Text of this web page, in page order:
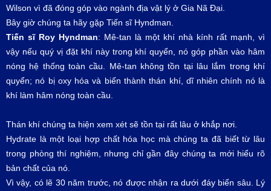
Wilson vì đã đóng góp vào ngành địa vật lý ở Gia Nã Đại.
Bây giờ chúng ta hãy gặp Tiến sĩ Hyndman.
Tiến sĩ Roy Hyndman: Mê-tan là một khí nhà kính rất mạnh, vì
vậy nếu quý vị đặt khí này trong khí quyển, nó góp phần vào hâm
nóng hệ thống toàn cầu. Mê-tan không tồn tại lâu lắm trong khí
quyển; nó bị oxy hóa và biến thành thán khí, dĩ nhiên chính nó là
khí làm hâm nóng toàn cầu.
Thán khí chúng ta hiện xem xét sẽ tồn tại rất lâu ở khắp nơi.
Hydrate là một loại hợp chất hóa học mà chúng ta đã biết từ lâu
trong phòng thí nghiệm, nhưng chỉ gần đây chúng ta mới hiểu rõ
bản chất của nó.
Vì vậy, có lẽ 30 năm trước, nó được nhận ra dưới đáy biển sâu. Lý